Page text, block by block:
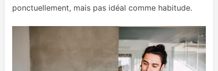
ponctuellement, mais pas idéal comme habitude.